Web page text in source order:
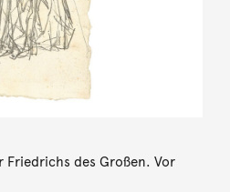
des Großen. Vor